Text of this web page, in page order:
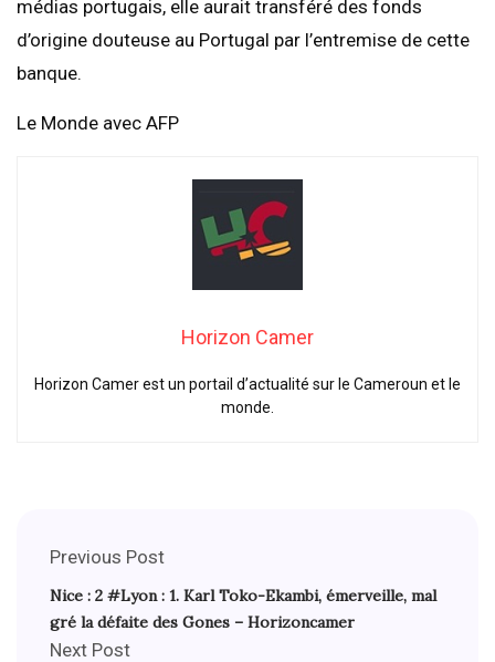
médias portugais, elle aurait transféré des fonds
d’origine douteuse au Portugal par l’entremise de cette
banque.
Le Monde avec AFP
Horizon Camer
Horizon Camer est un portail d’actualité sur le Cameroun et le
monde.
Previous Post
Nice : 2 #Lyon : 1. Karl Toko-Ekambi, émerveille, mal
gré la défaite des Gones – Horizoncamer
Next Post